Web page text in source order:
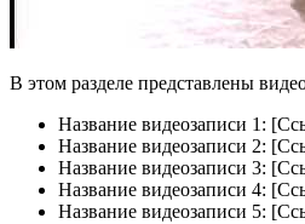
В этом разделе представлены
Название видеозаписи 1:
Название видеозаписи 2:
Название видеозаписи 3:
Название видеозаписи 4:
Название видеозаписи 5: